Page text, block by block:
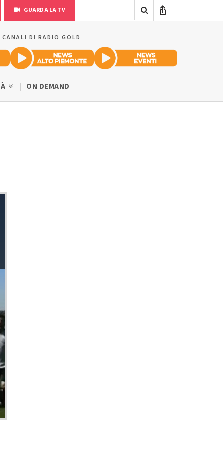
GUARDA LA TV
DI RADIO GOLD
ON DEMAND